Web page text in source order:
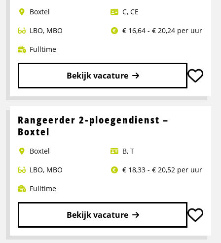
Boxtel C, CE
LBO, MBO
€ 16,64 - € 20,24 per uur
Fulltime
Bekijk vacature
Lees
over
Portaalwagen
Rangeerder 2-ploegendienst –
Boxtel
Boxtel B, T
LBO, MBO
€ 18,33 - € 20,52 per uur
Fulltime
Bekijk vacature
Lees